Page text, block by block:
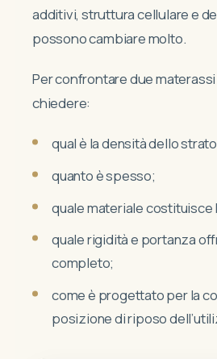
additivi, struttura cellulare e
possono cambiare molto.
Per confrontare due
chiedere:
qual è la densità dello
quanto è spesso;
quale materiale costituisce
quale rigidità e portanza
completo;
come è progettato per la
posizione di riposo